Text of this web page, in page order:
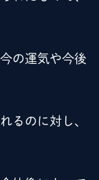
の運気や今後
るのに対し、